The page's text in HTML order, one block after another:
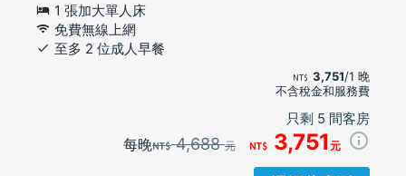
1 張加大單人床
免費無線上網
至多 2 位成人早餐
3,751/1 晚
不含稅金和服務費
只剩 5 間客房
每晚 4,688元 3,751 元